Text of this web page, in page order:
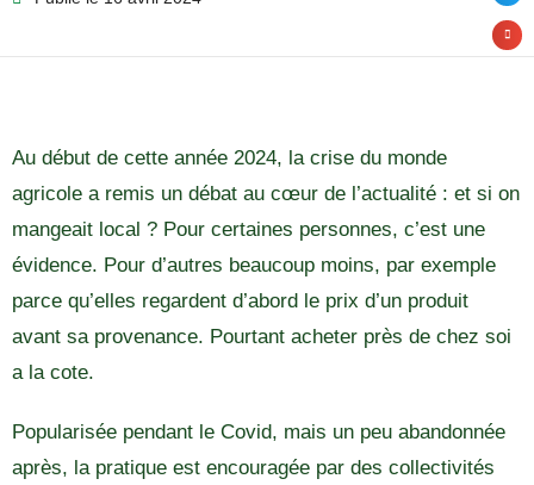
Au début de cette année 2024, la crise du monde
agricole a remis un débat au cœur de l’actualité : et si on
mangeait local ? Pour certaines personnes, c’est une
évidence. Pour d’autres beaucoup moins, par exemple
parce qu’elles regardent d’abord le prix d’un produit
avant sa provenance. Pourtant acheter près de chez soi
a la cote.
Popularisée pendant le Covid, mais un peu abandonnée
après, la pratique est encouragée par des collectivités